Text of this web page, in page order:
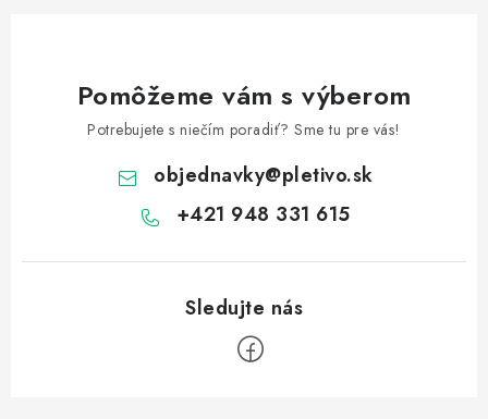
Pomôžeme vám s výberom
Potrebujete s niečím poradiť? Sme tu pre vás!
objednavky@pletivo.sk
+421 948 331 615